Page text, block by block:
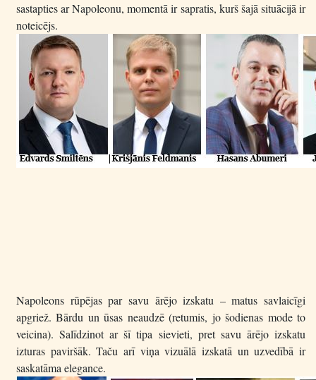
sastapties ar Napoleonu, momentā ir sapratis, kurš šajā situācijā ir
noteicējs.
Napoleons rūpējas par savu ārējo izskatu – matus savlaicīgi
apgriež. Bārdu un ūsas neaudzē (retumis, jo šodienas mode to
veicina). Salīdzinot ar šī tipa sievieti, pret savu ārējo izskatu
izturas paviršāk. Taču arī viņa vizuālā izskatā un uzvedībā ir
saskatāma elegance.